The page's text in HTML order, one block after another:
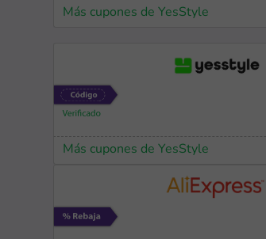
Más cupones de YesStyle
Más cupones de YesStyle